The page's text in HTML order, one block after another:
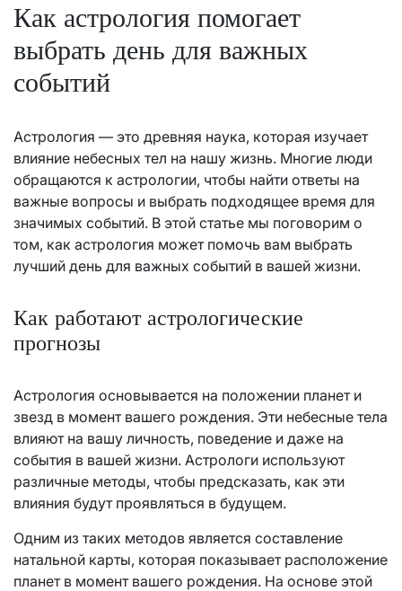
Как астрология помогает
выбрать день для важных
событий
Астрология — это древняя наука, которая изучает
влияние небесных тел на нашу жизнь. Многие люди
обращаются к астрологии, чтобы найти ответы на
важные вопросы и выбрать подходящее время для
значимых событий. В этой статье мы поговорим о
том, как астрология может помочь вам выбрать
лучший день для важных событий в вашей жизни.
Как работают астрологические
прогнозы
Астрология основывается на положении планет и
звезд в момент вашего рождения. Эти небесные тела
влияют на вашу личность, поведение и даже на
события в вашей жизни. Астрологи используют
различные методы, чтобы предсказать, как эти
влияния будут проявляться в будущем.
Одним из таких методов является составление
натальной карты, которая показывает расположение
планет в момент вашего рождения. На основе этой